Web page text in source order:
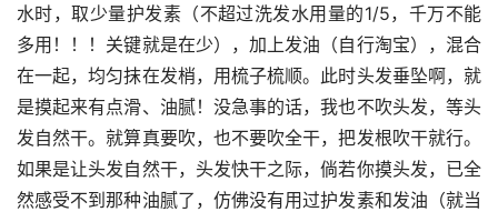
水时，取少量护发素（不超过洗发水用量的1/5，千万不能
多用！！！关键就是在少），加上发油（自行淘宝），混合
在一起，均匀抹在发梢，用梳子梳顺。此时头发垂坠啊，就
是摸起来有点滑、油腻！没急事的话，我也不吹头发，等头
发自然干。就算真要吹，也不要吹全干，把发根吹干就行。
如果是让头发自然干，头发快干之际，倘若你摸头发，已全
然感受不到那种油腻了，仿佛没有用过护发素和发油（就当